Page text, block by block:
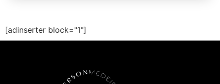
[adinserter block="1"]